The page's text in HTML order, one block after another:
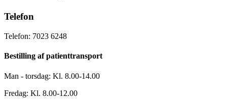
Telefon
Telefon: 7023 6248
Bestilling af patienttransport
Man - torsdag: Kl. 8.00-14.00
Fredag: Kl. 8.00-12.00